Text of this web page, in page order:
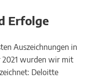
Erfolge
Auszeichnungen in
2021 wurden wir mit
Deloitte